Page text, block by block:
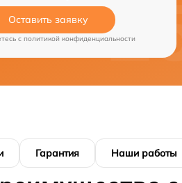
Оставить заявку
c политикой конфиденциальности
Гарантия Наши работы